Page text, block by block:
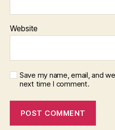
Website
Save my name, email, and
next time I comment.